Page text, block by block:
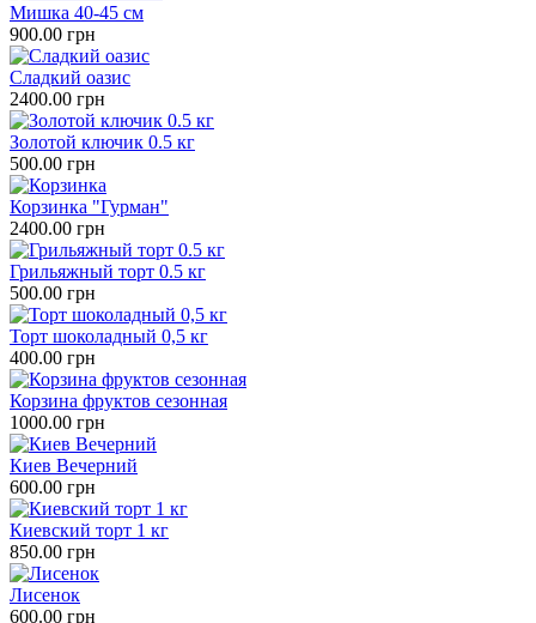
Мишка 40-45 см
900.00 грн
Сладкий оазис
2400.00 грн
Золотой ключик 0.5 кг
500.00 грн
Корзинка "Гурман"
2400.00 грн
Грильяжный торт 0.5 кг
500.00 грн
Торт шоколадный 0,5 кг
400.00 грн
Корзина фруктов сезонная
1000.00 грн
Киев Вечерний
600.00 грн
Киевский торт 1 кг
850.00 грн
Лисенок
600.00 грн